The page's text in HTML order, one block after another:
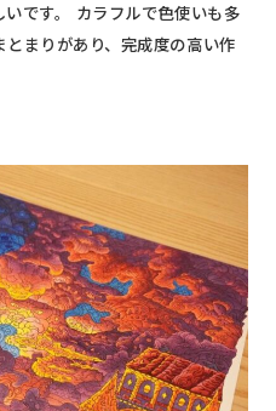
です。 カラフルで色使いも多
まりがあり、完成度の高い作